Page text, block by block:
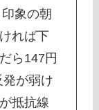
象の朝
れば下
ら147円
が弱け
抵抗線